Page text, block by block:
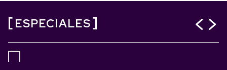
ESPECIALES